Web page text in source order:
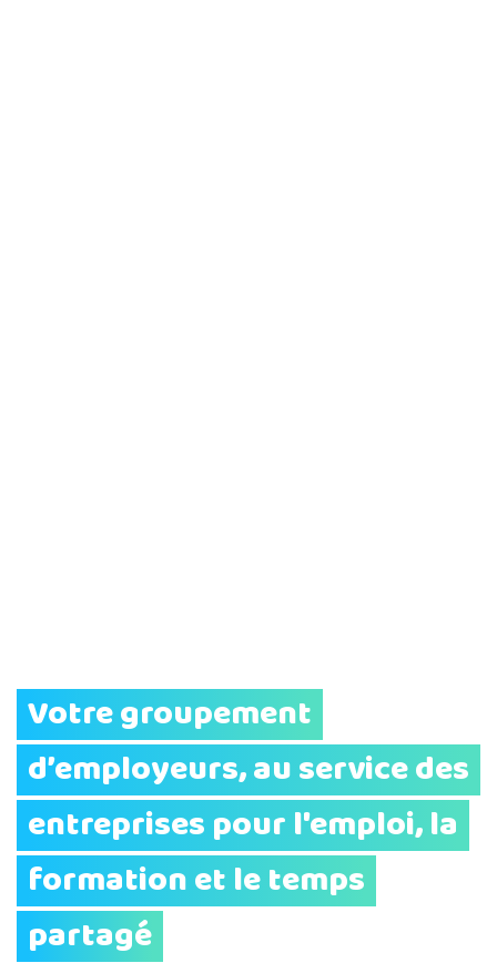
Votre groupement
d’employeurs, au service des
entreprises pour l'emploi, la
formation et le temps
partagé